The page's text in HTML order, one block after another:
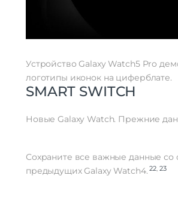
Устройство Galaxy Watch5 Pro
логотипы иконок на циферблате.
SMART SWITCH
Новые Galaxy Watch. Прежние
Сохраните все важные данные со
предыдущих Galaxy Watch4. 22, 23